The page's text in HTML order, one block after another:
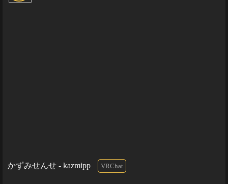
かずみせんせ - kazmipp VRChat